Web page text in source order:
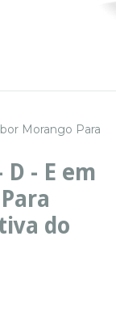
Morango Para
- E em
do